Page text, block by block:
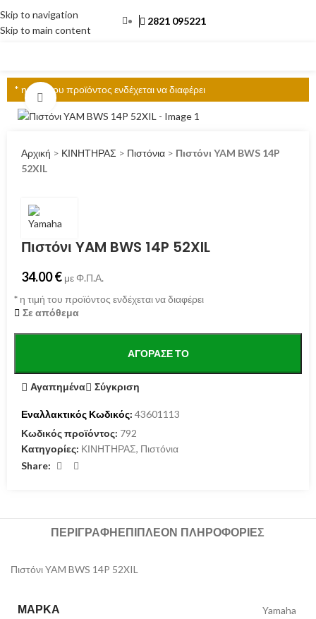
Skip to navigation
Skip to main content
2821 095221
* η τιμή του προϊόντος ενδέχεται να διαφέρει
Click to enlarge
Αρχική > ΚΙΝΗΤΗΡΑΣ > Πιστόνια > Πιστόνι YAM BWS 14P
52XIL
Πιστόνι YAM BWS 14P 52XIL
34.00€ με Φ.Π.Α.
*η τιμή του προϊόντος ενδέχεται να διαφέρει
Σε απόθεμα
ΑΓΌΡΑΣΕ ΤΟ
Αγαπημένα Σύγκριση
Εναλλακτικός Κωδικός: 43601113
Κωδικός προϊόντος: 792
Κατηγορίες: ΚΙΝΗΤΗΡΑΣ, Πιστόνια
Share:
ΠΕΡΙΓΡΑΦΉΕΠΙΠΛΈΟΝ ΠΛΗΡΟΦΟΡΊΕΣ
Πιστόνι YAM BWS 14P 52XIL
ΜΆΡΚΑ Yamaha